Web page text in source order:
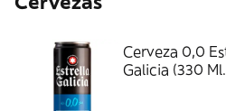
Cerveza 0,0
Galicia (330